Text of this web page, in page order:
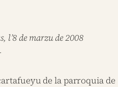
l’8 de marzu de 2008
de la parroquia de